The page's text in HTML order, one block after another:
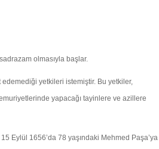
olmasıyla başlar.
yetkileri istemiştir. Bu yetkiler,
yapacağı tayinlere ve azillere
Eylül 1656’da 78 yaşındaki Mehmed Paşa’ya